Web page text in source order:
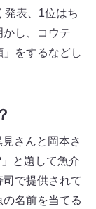
発表、1位はち
かし、コウテ
をするなどし
？
さんと岡本さ
と題して魚介
で提供されて
名前を当てる